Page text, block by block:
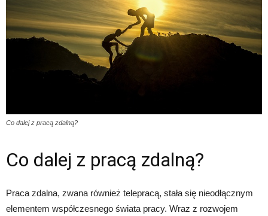
Co dalej z pracą zdalną?
Co dalej z pracą zdalną?
Praca zdalna, zwana również telepracą, stała się nieodłącznym
elementem współczesnego świata pracy. Wraz z rozwojem